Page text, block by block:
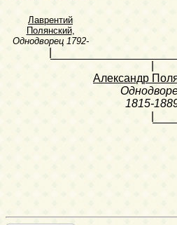
Лаврентий
Полянский,
Однодворец 1792-
Александр
1815-